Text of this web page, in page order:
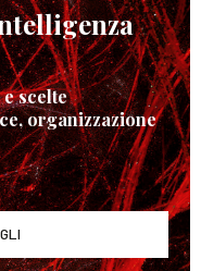
scelte
organizzazione